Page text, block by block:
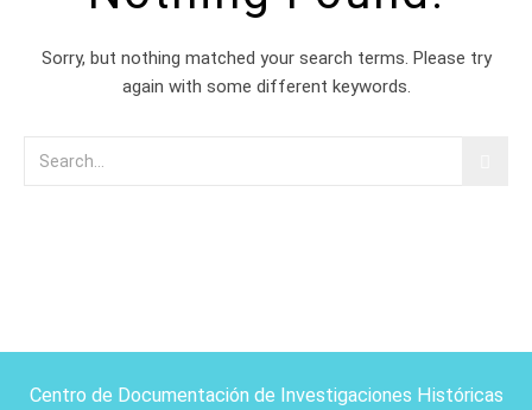
Sorry, but nothing matched your search terms. Please try
again with some different keywords.
Centro de Documentación de Investigaciones Históricas